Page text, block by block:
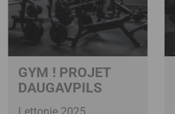
GYM ! PROJET
DAUGAVPILS